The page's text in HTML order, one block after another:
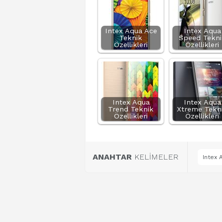
Intex Aqua Ace
Teknik
Özellikleri
Intex Aqua
Speed
Özellikleri
Intex Aqua
Trend Teknik
Özellikleri
Intex Aqua
Xtreme
Özellikleri
ANAHTAR KELİMELER Intex